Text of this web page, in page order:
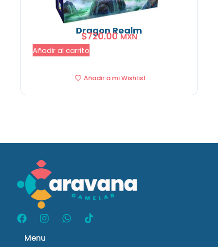
Dragon Realm
$720.00 MXN
Añadir al carrito
Añadir a mi Wishlist
Menu